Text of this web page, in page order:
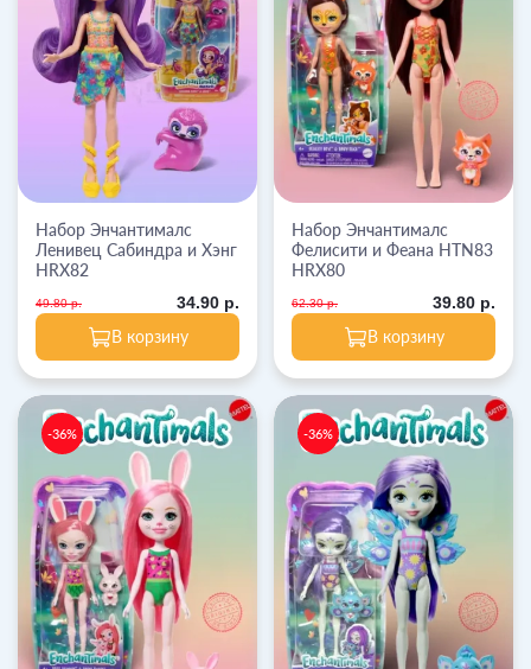
Набор Энчантималс
Ленивец Сабиндра и Хэнг
HRX82
49.80 р. 34.90 р.
В корзину
Набор Энчантималс
Фелисити и Феана HTN83
HRX80
62.30 р. 39.80 р.
В корзину
-36% -36%